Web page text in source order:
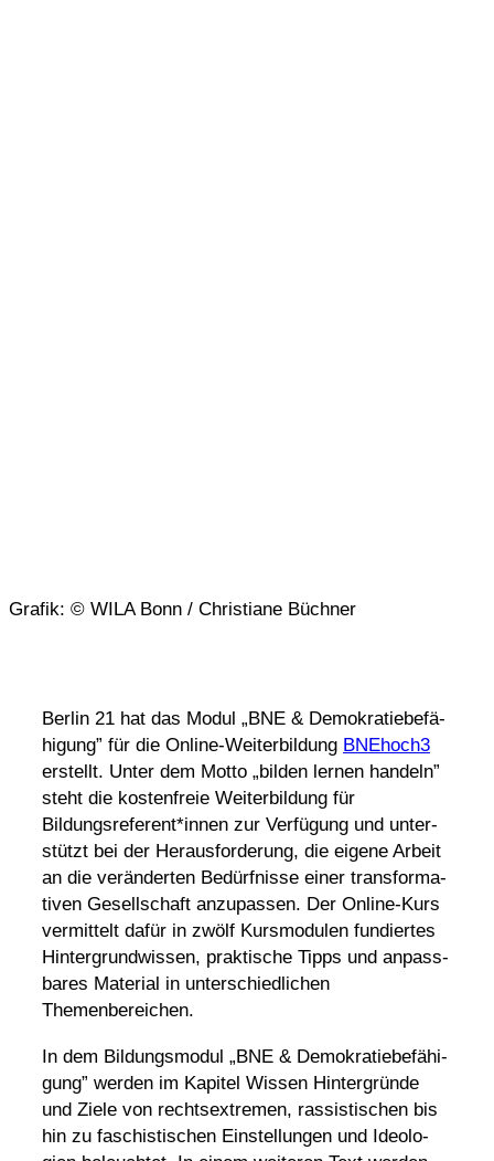
Grafik: © WILA Bonn / Christiane Büchner
Berlin 21 hat das Modul „BNE & Demo­kra­tie­be­fä­
hi­gung” für die Online-Weiter­bil­dung BNEhoch3
erstellt. Unter dem Motto „bilden lernen handeln”
steht die kosten­freie Weiter­bil­dung für
Bildungsreferent*innen zur Verfü­gung und unter­
stützt bei der Heraus­for­de­rung, die eigene Arbeit
an die verän­derten Bedürf­nisse einer trans­for­ma­
tiven Gesell­schaft anzu­passen. Der Online-Kurs
vermit­telt dafür in zwölf Kurs­mo­dulen fundiertes
Hinter­grund­wissen, prak­ti­sche Tipps und anpass­
bares Mate­rial in unter­schied­li­chen
Themenbereichen.
In dem Bildungs­modul „BNE & Demo­kra­tie­be­fä­hi­
gung” werden im Kapitel Wissen Hinter­gründe
und Ziele von rechts­extremen, rassis­ti­schen bis
hin zu faschis­ti­schen Einstel­lungen und Ideo­lo­